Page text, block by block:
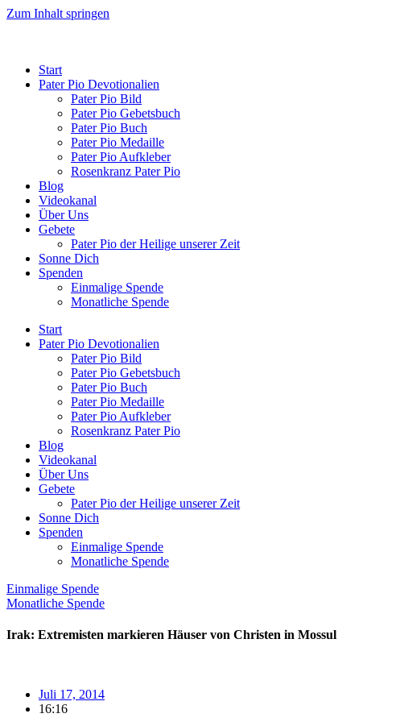
Zum Inhalt springen
Start
Pater Pio Devotionalien
Pater Pio Bild
Pater Pio Gebetsbuch
Pater Pio Buch
Pater Pio Medaille
Pater Pio Aufkleber
Rosenkranz Pater Pio
Blog
Videokanal
Über Uns
Gebete
Pater Pio der Heilige unserer Zeit
Sonne Dich
Spenden
Einmalige Spende
Monatliche Spende
Start
Pater Pio Devotionalien
Pater Pio Bild
Pater Pio Gebetsbuch
Pater Pio Buch
Pater Pio Medaille
Pater Pio Aufkleber
Rosenkranz Pater Pio
Blog
Videokanal
Über Uns
Gebete
Pater Pio der Heilige unserer Zeit
Sonne Dich
Spenden
Einmalige Spende
Monatliche Spende
Einmalige Spende
Monatliche Spende
Irak: Extremisten markieren Häuser von Christen in Mossul
Juli 17, 2014
16:16